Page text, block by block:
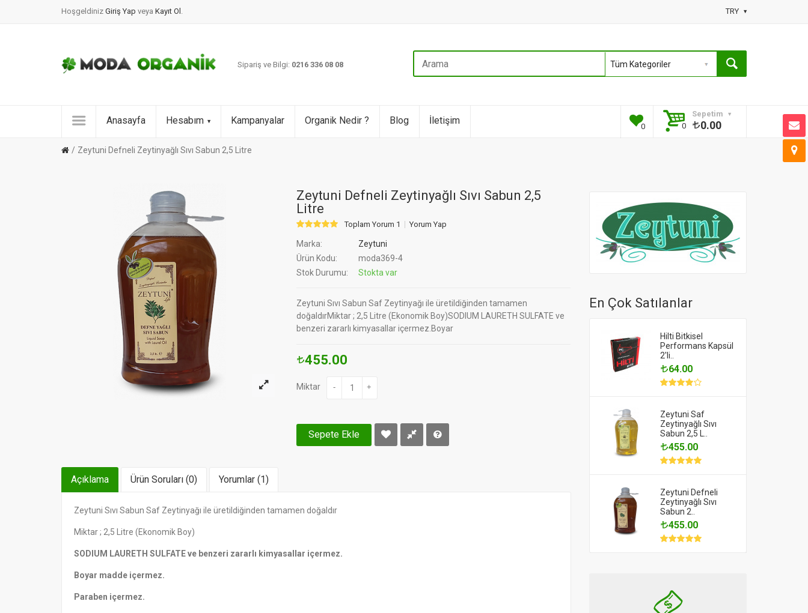
Hoşgeldiniz Giriş Yap veya Kayıt Ol . TRY
Sipariş ve Bilgi: 0216 336 08 08
Anasayfa Hesabım Kampanyalar Organik Nedir ? Blog İletişim
0
Sepetim
0
0.00
Zeytuni Defneli Zeytinyağlı Sıvı Sabun 2,5 Litre
Zeytuni Defneli Zeytinyağlı Sıvı Sabun 2,5
Litre
Toplam Yorum 1 Yorum Yap
Marka:
Zeytuni
Ürün Kodu:
moda369-4
Stok Durumu:
Stokta var
Zeytuni Sıvı Sabun Saf Zeytinyağı ile üretildiğinden tamamen
doğaldırMiktar ; 2,5 Litre (Ekonomik Boy)SODIUM LAURETH SULFATE ve
benzeri zararlı kimyasallar içermez.Boyar
455.00
Miktar - +
Sepete Ekle
Açıklama Ürün Soruları (0) Yorumlar (1)
Zeytuni Sıvı Sabun Saf Zeytinyağı ile üretildiğinden tamamen doğaldır
Miktar ; 2,5 Litre (Ekonomik Boy)
SODIUM LAURETH SULFATE ve benzeri zararlı kimyasallar içermez.
Boyar madde içermez.
Paraben içermez.
En Çok Satılanlar
Hilti Bitkisel
Performans Kapsül
2'li..
64.00
Zeytuni Saf
Zeytinyağlı Sıvı
Sabun 2,5 L..
455.00
Zeytuni Defneli
Zeytinyağlı Sıvı
Sabun 2..
455.00